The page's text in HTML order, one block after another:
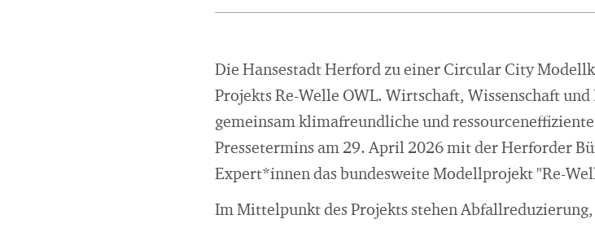
Die Hansestadt Herford zu einer Circular City
Projekts Re-Welle OWL. Wirtschaft, Wissenschaft
gemeinsam klimafreundliche und
Pressetermins am 29. April 2026 mit der Herforder
Expert*innen das bundesweite Modellprojekt "Re-
Im Mittelpunkt des Projekts stehen